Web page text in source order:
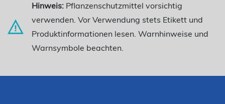
Hinweis: Pflanzenschutzmittel vorsichtig
verwenden. Vor Verwendung stets Etikett und
Produktinformationen lesen. Warnhinweise und
Warnsymbole beachten.